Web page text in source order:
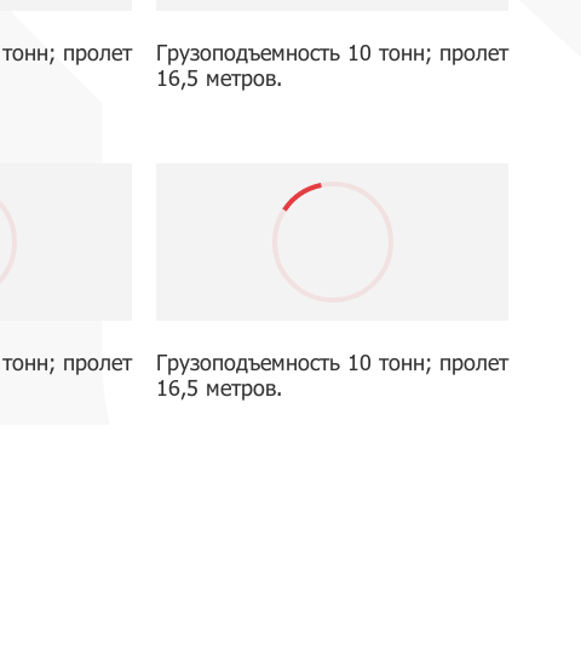
пролет
Грузоподъемность 10 тонн; пролет
16,5 метров.
пролет
Грузоподъемность 10 тонн; пролет
16,5 метров.